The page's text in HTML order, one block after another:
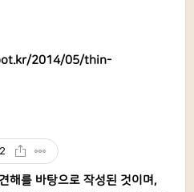
2014/05/thin-
2
해를 바탕으로 작성된 것이며,